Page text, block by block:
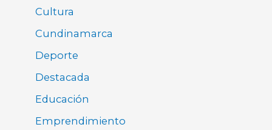
Cultura
Cundinamarca
Deporte
Destacada
Educación
Emprendimiento